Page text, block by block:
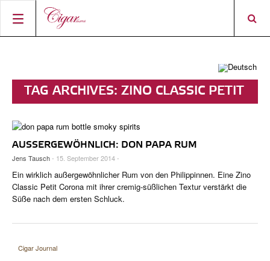
BEST BUY
CIGAR TROPHY
TOP 25 ZIGARREN
NEUHEITEN
SHOPS & LOUNGES
VINTAGE & GESCHICHTE
EVENTS
PORTRÄTS & INTERVIEWS
ÜBER DAS MAGAZIN
AKTUELLE AUSGABE
AUTOREN
TASTINGPANEL
FRÜHERE AUSGABEN
CONNECT
SHOPS & LOUNGES
CIGAR SHOP FINDER
SHOP
DIGITAL JOURNAL
ACCOUNT
TAG ARCHIVES: ZINO CLASSIC PETIT
AUSSERGEWÖHNLICH: DON PAPA RUM
Jens Tausch- 15. September 2014 -
Ein wirklich außergewöhnlicher Rum von den Philippinnen. Eine Zino
Classic Petit Corona mit ihrer cremig-süßlichen Textur verstärkt die
Süße nach dem ersten Schluck.
Cigar Journal